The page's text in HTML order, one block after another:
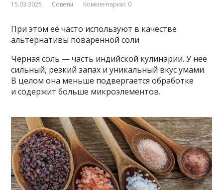
15.03.2025 Советы Комментарии: 0
При этом её часто используют в качестве
альтернативы поваренной соли
Чёрная соль — часть индийской кулинарии. У неё
сильный, резкий запах и уникальный вкус умами.
В целом она меньше подвергается обработке
и содержит больше микроэлементов.